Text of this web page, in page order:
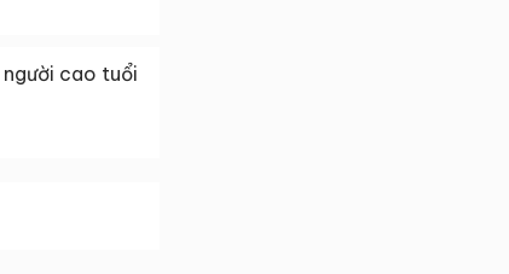
cao tuổi